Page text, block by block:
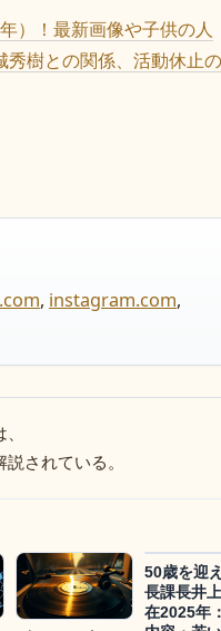
）！最新画像や子供の人
秀樹との関係、活動休止
, instagram.com,
されている。
50歳を迎
長課長井
在2025年